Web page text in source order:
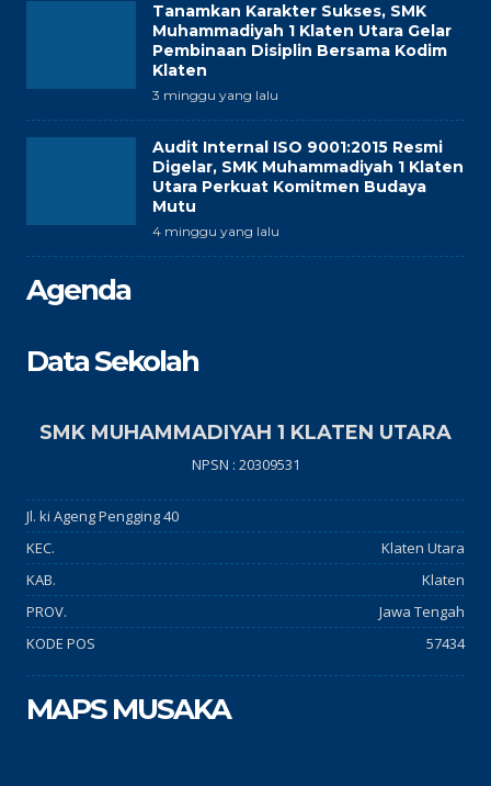
Tanamkan Karakter Sukses, SMK
Muhammadiyah 1 Klaten Utara Gelar
Pembinaan Disiplin Bersama Kodim
Klaten
3 minggu yang lalu
Audit Internal ISO 9001:2015 Resmi
Digelar, SMK Muhammadiyah 1 Klaten
Utara Perkuat Komitmen Budaya
Mutu
4 minggu yang lalu
Agenda
Data Sekolah
SMK MUHAMMADIYAH 1 KLATEN UTARA
NPSN : 20309531
Jl. ki Ageng Pengging 40
KEC.
Klaten Utara
KAB.
Klaten
PROV.
Jawa Tengah
KODE POS
57434
MAPS MUSAKA